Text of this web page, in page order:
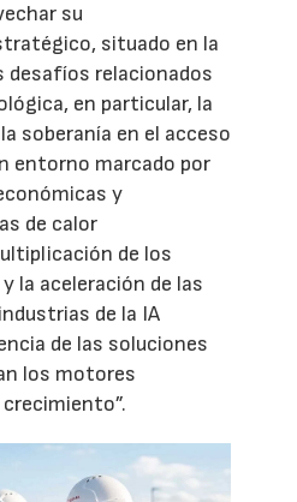
su
situado en la
desafíos relacionados
en particular, la
soberanía en el acceso
entorno marcado por
y
de calor
de los
la aceleración de las
de la IA
de las soluciones
los motores